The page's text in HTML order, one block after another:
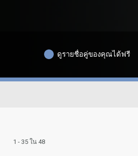
ดูรายชื่อคู่ของคุณได้ฟรี
1 - 35 ใน 48